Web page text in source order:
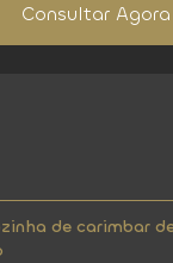
Consultar Agora
de carimbar